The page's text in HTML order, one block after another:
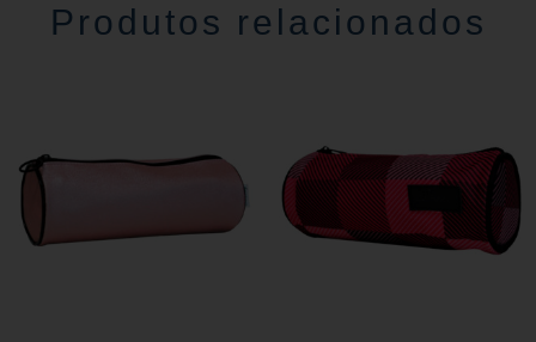
Produtos relacionados